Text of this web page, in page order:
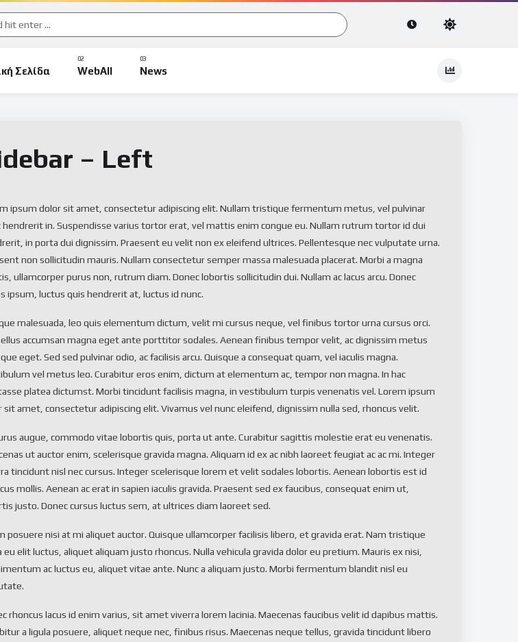
Σελίδα WebAll News
– Left
ipsum dolor sit amet, consectetur adipiscing elit. Nullam tristique fermentum metus, vel pulvinar
hendrerit in. Suspendisse varius tortor erat, vel mattis enim congue eu. Nullam rutrum tortor id dui
in porta dui dignissim. Praesent eu velit non ex eleifend ultrices. Pellentesque nec vulputate urna.
non sollicitudin mauris. Nullam consectetur semper massa malesuada placerat. Morbi a magna
ullamcorper purus non, rutrum diam. Donec lobortis sollicitudin dui. Nullam ac lacus arcu. Donec
ipsum, luctus quis hendrerit at, luctus id nunc.
malesuada, leo quis elementum dictum, velit mi cursus neque, vel finibus tortor urna cursus orci.
accumsan magna eget ante porttitor sodales. Aenean finibus tempor velit, ac dignissim metus
eget. Sed sed pulvinar odio, ac facilisis arcu. Quisque a consequat quam, vel iaculis magna.
vel metus leo. Curabitur eros enim, dictum at elementum ac, tempor non magna. In hac
platea dictumst. Morbi tincidunt facilisis magna, in vestibulum turpis venenatis vel. Lorem ipsum
sit amet, consectetur adipiscing elit. Vivamus vel nunc eleifend, dignissim nulla sed, rhoncus velit.
augue, commodo vitae lobortis quis, porta ut ante. Curabitur sagittis molestie erat eu venenatis.
ut auctor enim, scelerisque gravida magna. Aliquam id ex ac nibh laoreet feugiat ac ac mi. Integer
tincidunt nisl nec cursus. Integer scelerisque lorem et velit sodales lobortis. Aenean lobortis est id
mollis. Aenean ac erat in sapien iaculis gravida. Praesent sed ex faucibus, consequat enim ut,
justo. Donec cursus luctus sem, at ultrices diam laoreet sed.
posuere nisi at mi aliquet auctor. Quisque ullamcorper facilisis libero, et gravida erat. Nam tristique
eu elit luctus, aliquet aliquam justo rhoncus. Nulla vehicula gravida dolor eu pretium. Mauris ex nisi,
ac luctus eu, aliquet vitae ante. Nunc a aliquam justo. Morbi fermentum blandit nisl eu
rhoncus lacus id enim varius, sit amet viverra lorem lacinia. Maecenas faucibus velit id dapibus mattis.
a ligula posuere, aliquet neque nec, finibus risus. Maecenas neque tellus, gravida tincidunt libero